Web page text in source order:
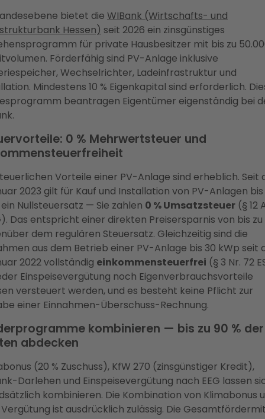
bietet die WIBank (Wirtschafts- und
Hessen) seit 2026 ein zinsgünstiges
für private Hausbesitzer mit bis zu
Förderfähig sind PV-Anlage inklusive
Wechselrichter, Ladeinfrastruktur und
Mindestens 10 % Eigenkapital sind erforderlich.
beantragen Eigentümer eigenständig bei
0 % Mehrwertsteuer und
Vorteile einer PV-Anlage sind erheblich. Seit
2023 gilt für Kauf und Installation von PV-Anlagen
Nullsteuersatz — Sie zahlen 0 % Umsatzsteuer (§ 12
Das entspricht einer direkten Preisersparnis von bis zu
dem regulären Steuersatz. Gleichzeitig sind die
aus dem Betrieb einer PV-Anlage bis 30 kWp seit
2022 vollständig einkommensteuerfrei (§ 3 Nr. 72
Einspeisevergütung noch Eigenverbrauchsvorteile
versteuert werden, und es besteht keine Pflicht zur
einer Einnahmen-Überschuss-Rechnung.
kombinieren — bis zu 90 % der
abdecken
(20 % Zuschuss), KfW 270 (zinsgünstiger Kredit),
Darlehen und Einspeisevergütung nach EEG lassen
kombinieren. Die Kombination von Klimabonus
Vergütung ist ausdrücklich zulässig. Die